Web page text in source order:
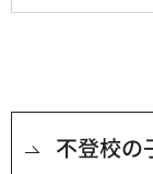
不登校の